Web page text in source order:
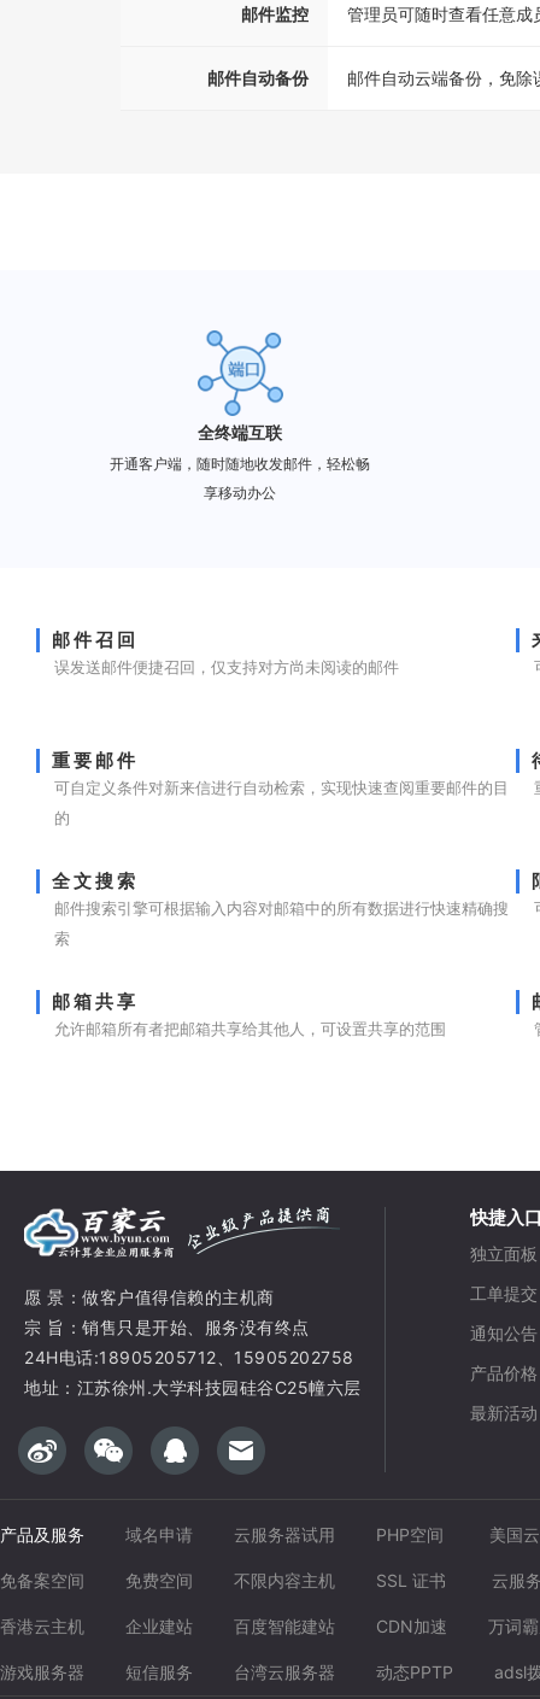
邮件监控 管理员可随时查看任意
邮件自动备份 邮件自动云端备份，免
全终端互联
开通客户端，随时随地收发邮件，轻松畅
享移动办公
邮件召回
误发送邮件便捷召回，仅支持对方尚未阅读的邮件
重要邮件
可自定义条件对新来信进行自动检索，实现快速查阅重要邮件的目
的
全文搜索
邮件搜索引擎可根据输入内容对邮箱中的所有数据进行快速精确搜
索
邮箱共享
允许邮箱所有者把邮箱共享给其他人，可设置共享的范围
愿 景：做客户值得信赖的主机商
宗 旨：销售只是开始、服务没有终点
24H电话:18905205712、15905202758
地址：江苏徐州.大学科技园硅谷C25幢六层
快捷入
独立面板
工单提交
通知公告
产品价格
最新活动
产品及服务 域名申请 云服务器试用 PHP空间 美国
免备案空间 免费空间 不限内容主机 SSL 证书 云服
香港云主机 企业建站 百度智能建站 CDN加速 万词
游戏服务器 短信服务 台湾云服务器 动态PPTP adsl